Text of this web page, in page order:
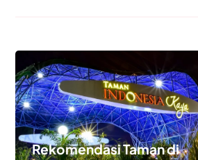
Rekomendasi Taman di